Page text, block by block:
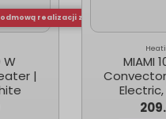
realizacji zamówień Out-of-
W
|
MIAMI